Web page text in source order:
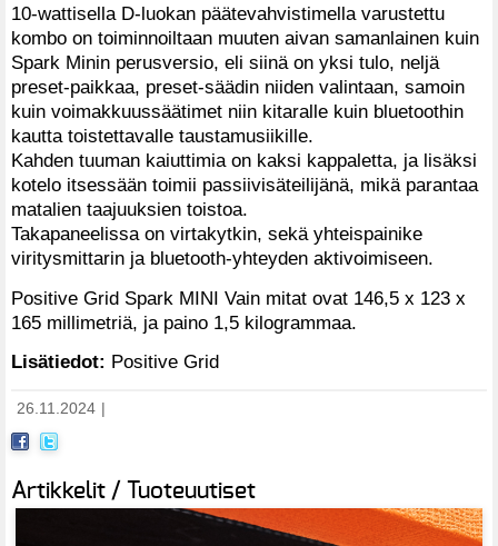
10-wattisella D-luokan päätevahvistimella varustettu
kombo on toiminnoiltaan muuten aivan samanlainen kuin
Spark Minin perusversio, eli siinä on yksi tulo, neljä
preset-paikkaa, preset-säädin niiden valintaan, samoin
kuin voimakkuussäätimet niin kitaralle kuin bluetoothin
kautta toistettavalle taustamusiikille.
Kahden tuuman kaiuttimia on kaksi kappaletta, ja lisäksi
kotelo itsessään toimii passiivisäteilijänä, mikä parantaa
matalien taajuuksien toistoa.
Takapaneelissa on virtakytkin, sekä yhteispainike
viritysmittarin ja bluetooth-yhteyden aktivoimiseen.
Positive Grid Spark MINI Vain mitat ovat 146,5 x 123 x
165 millimetriä, ja paino 1,5 kilogrammaa.
Lisätiedot: Positive Grid
26.11.2024
Artikkelit / Tuoteuutiset